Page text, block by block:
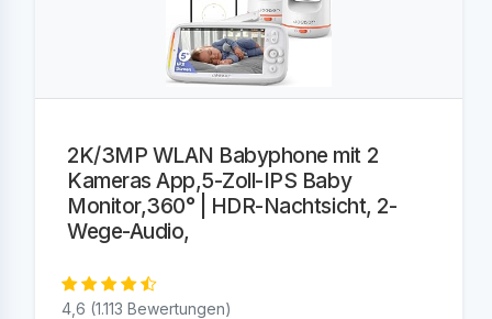
2K/3MP WLAN Babyphone mit 2
Kameras App,5-Zoll-IPS Baby
Monitor,360° | HDR-Nachtsicht, 2-
Wege-Audio,
4,6 (1.113 Bewertungen)